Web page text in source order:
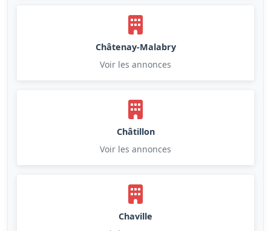
Châtenay-Malabry
Voir les annonces
Châtillon
Voir les annonces
Chaville